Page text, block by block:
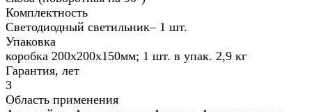
Комплектность
Светодиодный светильник– 1 шт.
Упаковка
коробка 200х200х150мм; 1 шт. в упак. 2,9 кг
Гарантия, лет
3
Область применения